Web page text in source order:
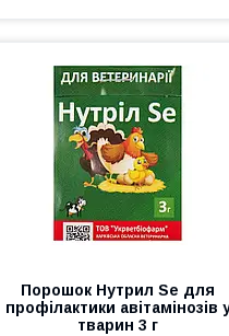
Порошок Нутрил Se для
профілактики авітамінозів
тварин 3 г